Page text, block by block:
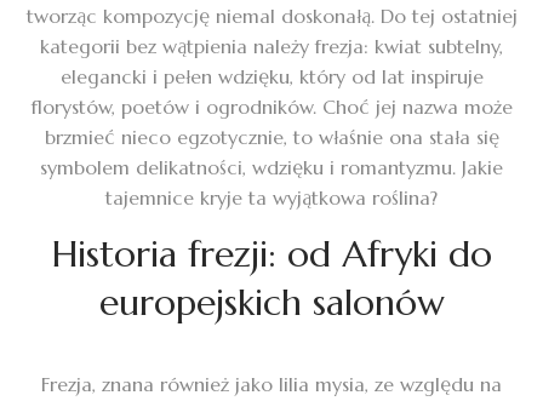
tworząc kompozycję niemal doskonałą. Do tej ostatniej
kategorii bez wątpienia należy frezja: kwiat subtelny,
elegancki i pełen wdzięku, który od lat inspiruje
florystów, poetów i ogrodników. Choć jej nazwa może
brzmieć nieco egzotycznie, to właśnie ona stała się
symbolem delikatności, wdzięku i romantyzmu. Jakie
tajemnice kryje ta wyjątkowa roślina?
Historia frezji: od Afryki do
europejskich salonów
Frezja, znana również jako lilia mysia, ze względu na